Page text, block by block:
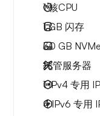
1核CPU
1 GB 闪存
30 GB
托管服务器
1 IPv4 专用 IP
4 IPv6 专用